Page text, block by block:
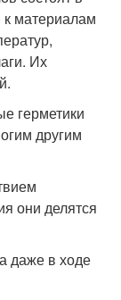
к материалам
Их
герметики
другим
они делятся
даже в ходе